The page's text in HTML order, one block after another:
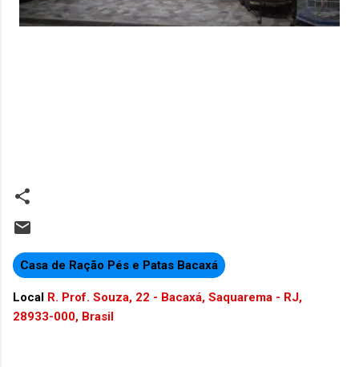
Casa de Ração Pés e Patas Bacaxá
Local R. Prof. Souza, 22 - Bacaxá, Saquarema - RJ,
28933-000, Brasil